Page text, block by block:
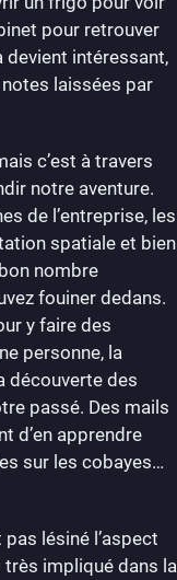
pour retrouver
devient intéressant,
laissées par
c’est à travers
notre aventure.
de l’entreprise, les
spatiale et bien
nombre
fouiner dedans.
y faire des
personne, la
découverte des
passé. Des mails
d’en apprendre
sur les cobayes…
lésiné l’aspect
très impliqué dans la